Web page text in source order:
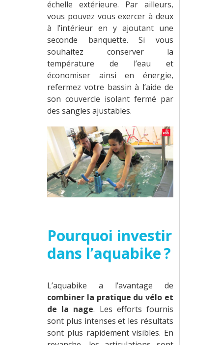
échelle extérieure. Par ailleurs,
vous pouvez vous exercer à deux
à l’intérieur en y ajoutant une
seconde banquette. Si vous
souhaitez conserver la
température de l’eau et
économiser ainsi en énergie,
refermez votre bassin à l’aide de
son couvercle isolant fermé par
des sangles ajustables.
Pourquoi investir
dans l’aquabike ?
L’aquabike a l’avantage de
combiner la pratique du vélo et
de la nage. Les efforts fournis
sont plus intenses et les résultats
sont plus rapidement visibles. En